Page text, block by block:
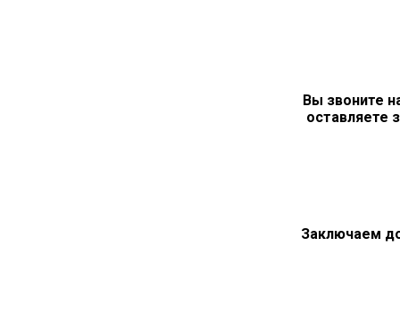
Вы звоните
оставляете
Заключаем